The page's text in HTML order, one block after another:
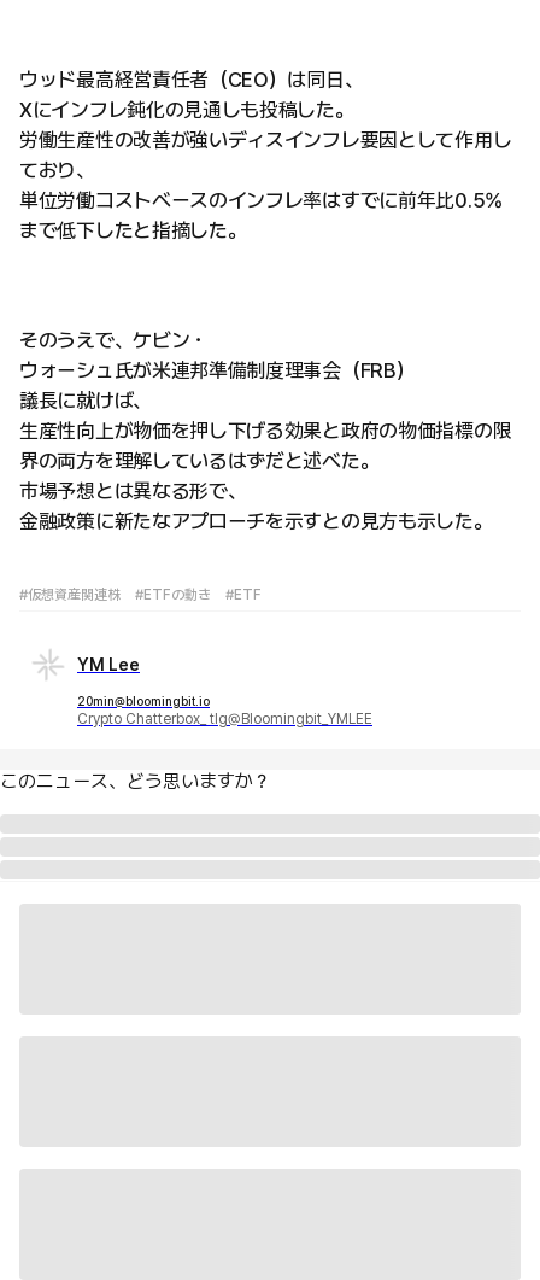
ウッド最高経営責任者（CEO）は同日、
Xにインフレ鈍化の見通しも投稿した。
労働生産性の改善が強いディスインフレ要因として作用し
ており、
単位労働コストベースのインフレ率はすでに前年比0.5%
まで低下したと指摘した。
そのうえで、ケビン・
ウォーシュ氏が米連邦準備制度理事会（FRB）
議長に就けば、
生産性向上が物価を押し下げる効果と政府の物価指標の限
界の両方を理解しているはずだと述べた。
市場予想とは異なる形で、
金融政策に新たなアプローチを示すとの見方も示した。
#仮想資産関連株 #ETFの動き #ETF
YM Lee
20min@bloomingbit.io
Crypto Chatterbox_ tlg@Bloomingbit_YMLEE
このニュース、どう思いますか？